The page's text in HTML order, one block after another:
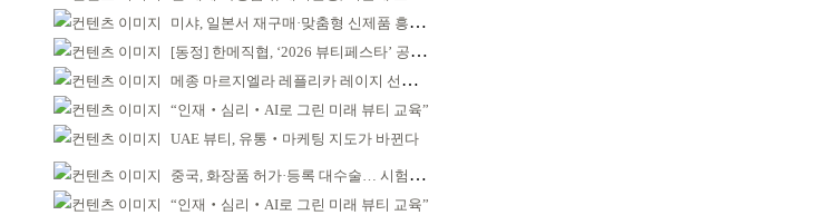
미샤, 일본서 재구매·맞춤형 신제품 흥행 ‘쌍끌이’
[동정] 한메직협, ‘2026 뷰티페스타’ 공동 주최
메종 마르지엘라 레플리카 레이지 선데이 모닝 디퓨저
“인재‧심리‧AI로 그린 미래 뷰티 교육”
UAE 뷰티, 유통‧마케팅 지도가 바뀐다
중국, 화장품 허가·등록 대수술… 시험자료 공용 허용
“인재‧심리‧AI로 그린 미래 뷰티 교육”